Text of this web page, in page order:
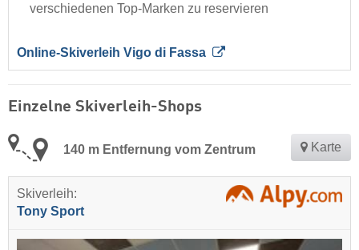
verschiedenen Top-Marken zu reservieren
Online-Skiverleih Vigo di Fassa
Einzelne Skiverleih-Shops
140 m Entfernung vom Zentrum Karte
Skiverleih:
Tony Sport